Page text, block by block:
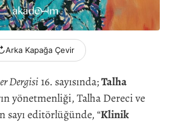
Arka Kapağa Çevir
Dergisi16. sayısında;Talha
yönetmenliği, Talha Dereci ve
sayı editörlüğünde, “Klinik